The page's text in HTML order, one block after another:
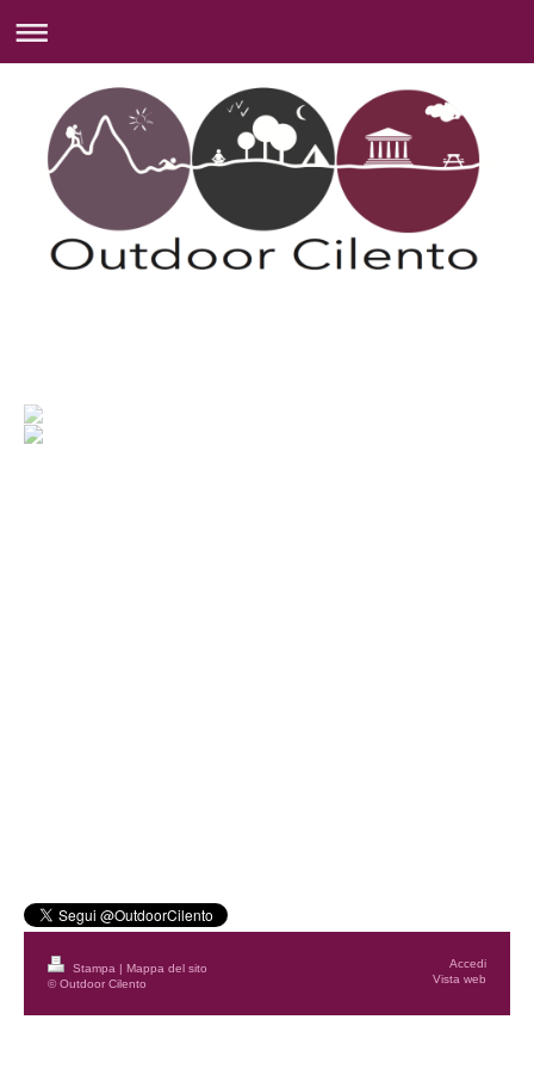
Stampa | Mappa del sito
© Outdoor Cilento
Accedi
Vista web